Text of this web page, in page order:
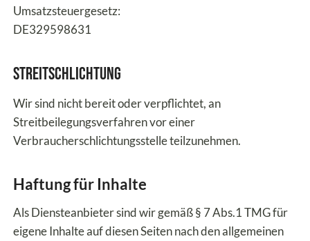
Umsatzsteuergesetz:
DE329598631
Streitschlichtung
Wir sind nicht bereit oder verpflichtet, an
Streitbeilegungsverfahren vor einer
Verbraucherschlichtungsstelle teilzunehmen.
Haftung für Inhalte
Als Diensteanbieter sind wir gemäß § 7 Abs.1 TMG für
eigene Inhalte auf diesen Seiten nach den allgemeinen